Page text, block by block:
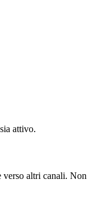
attivo.
altri canali. Non